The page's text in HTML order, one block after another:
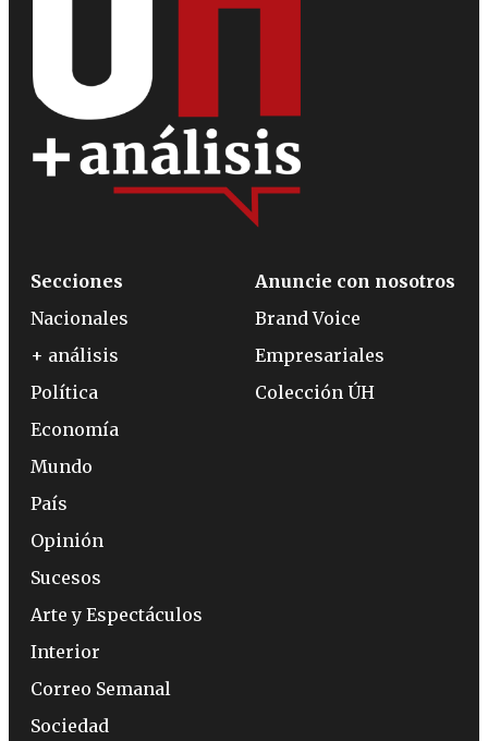
Secciones
Nacionales
+ análisis
Política
Economía
Mundo
País
Opinión
Sucesos
Arte y Espectáculos
Interior
Correo Semanal
Sociedad
Anuncie con nosotros
Brand Voice
Empresariales
Colección ÚH